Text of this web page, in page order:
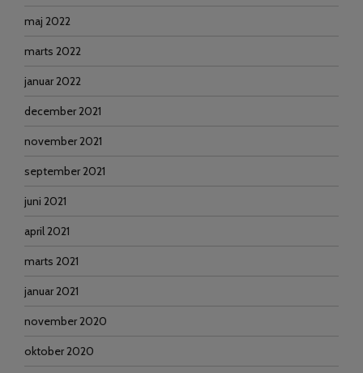
maj 2022
marts 2022
januar 2022
december 2021
november 2021
september 2021
juni 2021
april 2021
marts 2021
januar 2021
november 2020
oktober 2020